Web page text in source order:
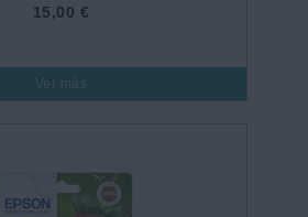
15,00 €
Ver más